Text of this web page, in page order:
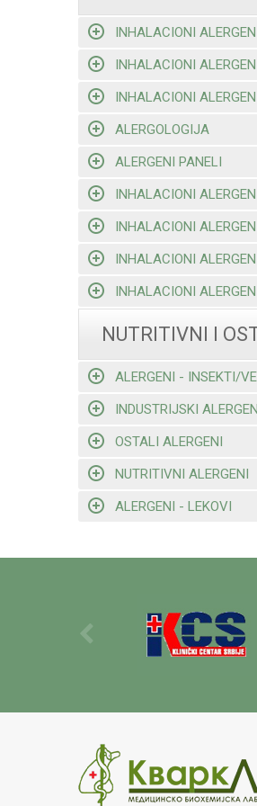
INHALACIONI
INHALACIONI
INHALACIONI
ALERGOLOGIJA
ALERGENI PANELI
INHALACIONI
INHALACIONI
INHALACIONI
INHALACIONI
NUTRITIVNI I
ALERGENI - INSEKTI/
INDUSTRIJSKI
OSTALI ALERGENI
NUTRITIVNI ALERGENI
ALERGENI - LEKOVI